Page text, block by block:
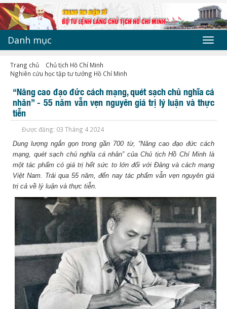
Danh mục
Trang chủ
Chủ tịch Hồ Chí Minh
Nghiên cứu học tập tư tưởng Hồ Chí Minh
“Nâng cao đạo đức cách mạng, quét sạch chủ nghĩa cá
nhân” - 55 năm vẫn vẹn nguyên giá trị lý luận và thực
tiễn
Được đăng: 03 Tháng 4 2024
Dung lượng ngắn gọn trong gần 700 từ, “Nâng cao đạo đức cách
mạng, quét sạch chủ nghĩa cá nhân” của Chủ tịch Hồ Chí Minh là
một tác phẩm có giá trị hết sức to lớn đối với Đảng và cách mạng
Việt Nam. Trải qua 55 năm, đến nay tác phẩm vẫn vẹn nguyên giá
trị cả về lý luận và thực tiễn.